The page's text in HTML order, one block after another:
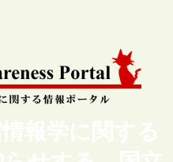
報学に関する